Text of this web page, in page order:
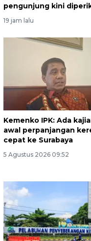
pengunjung kini
19 jam lalu
Kemenko IPK: Ada
awal perpanjangan
cepat ke Surabaya
5 Agustus 2026 09:52